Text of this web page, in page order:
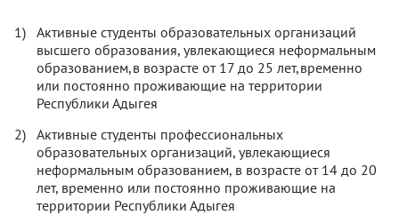
Активные студенты образовательных организаций
высшего образования, увлекающиеся неформальным
образованием,в возрасте от 17 до 25 лет,временно
или постоянно проживающие на территории
Республики Адыгея
Активные студенты профессиональных
образовательных организаций, увлекающиеся
неформальным образованием, в возрасте от 14 до 20
лет, временно или постоянно проживающие на
территории Республики Адыгея